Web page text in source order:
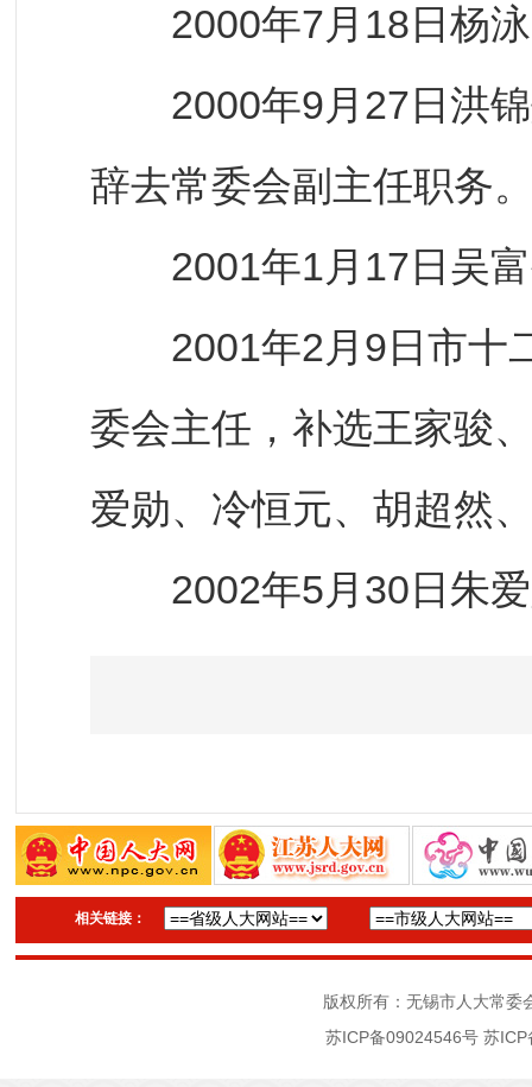
2000年7月18日杨泳
2000年9月27日洪锦
辞去常委会副主任职务
2001年1月17日吴富
2001年2月9日市十二
委会主任，补选王家骏
爱勋、冷恒元、胡超然
2002年5月30日朱爱
相关链接：
版权所有：无锡市人大常
苏ICP备09024546号 苏ICP